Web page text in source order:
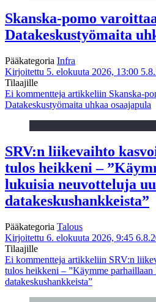
Skanska-pomo
Datakeskustyömaita
Pääkategoria Infra
Kirjoitettu 5. elokuuta 2026, 13:00
Tilaajille
Ei kommentteja artikkeliin Skanska-
Datakeskustyömaita uhkaa osaajapula
SRV:n liikevaihto
tulos heikkeni –
lukuisia neuvotteluja
datakeskushankkeista”
Pääkategoria Talous
Kirjoitettu 6. elokuuta 2026, 9:45
Tilaajille
Ei kommentteja artikkeliin SRV:n
tulos heikkeni – ”Käymme
datakeskushankkeista”